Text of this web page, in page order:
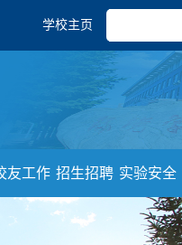
学校主页
友工作 招生招聘 实验安全